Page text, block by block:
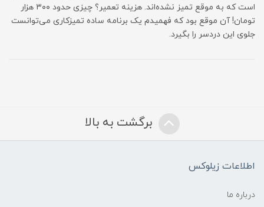
است که به موقع تمیز نشده‌اند. هزینه تعمیر؟ چیزی حدود ۳۰۰ هزار
تومان! آن موقع بود که فهمیدم یک برنامه ساده تمیزکاری می‌توانست
جلوی این دردسر را بگیرد.
برگشت به بالا
اطلاعات زیلوکس
درباره ما